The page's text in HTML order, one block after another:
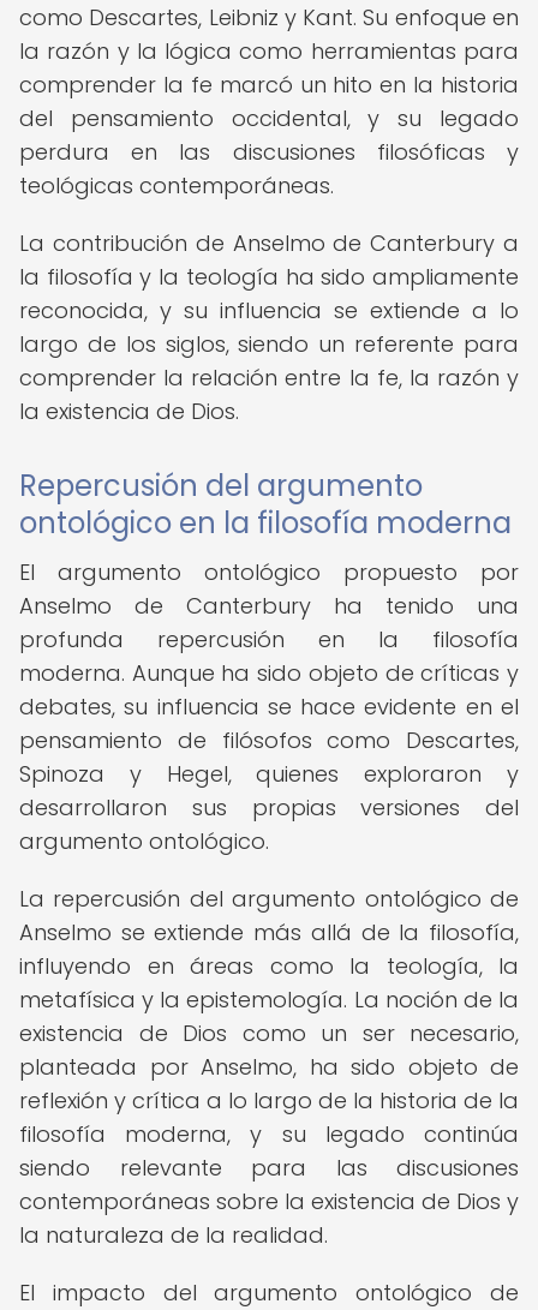
como Descartes, Leibniz y Kant. Su enfoque en
la razón y la lógica como herramientas para
comprender la fe marcó un hito en la historia
del pensamiento occidental, y su legado
perdura en las discusiones filosóficas y
teológicas contemporáneas.
La contribución de Anselmo de Canterbury a
la filosofía y la teología ha sido ampliamente
reconocida, y su influencia se extiende a lo
largo de los siglos, siendo un referente para
comprender la relación entre la fe, la razón y
la existencia de Dios.
Repercusión del argumento
ontológico en la filosofía moderna
El argumento ontológico propuesto por
Anselmo de Canterbury ha tenido una
profunda repercusión en la filosofía
moderna. Aunque ha sido objeto de críticas y
debates, su influencia se hace evidente en el
pensamiento de filósofos como Descartes,
Spinoza y Hegel, quienes exploraron y
desarrollaron sus propias versiones del
argumento ontológico.
La repercusión del argumento ontológico de
Anselmo se extiende más allá de la filosofía,
influyendo en áreas como la teología, la
metafísica y la epistemología. La noción de la
existencia de Dios como un ser necesario,
planteada por Anselmo, ha sido objeto de
reflexión y crítica a lo largo de la historia de la
filosofía moderna, y su legado continúa
siendo relevante para las discusiones
contemporáneas sobre la existencia de Dios y
la naturaleza de la realidad.
El impacto del argumento ontológico de